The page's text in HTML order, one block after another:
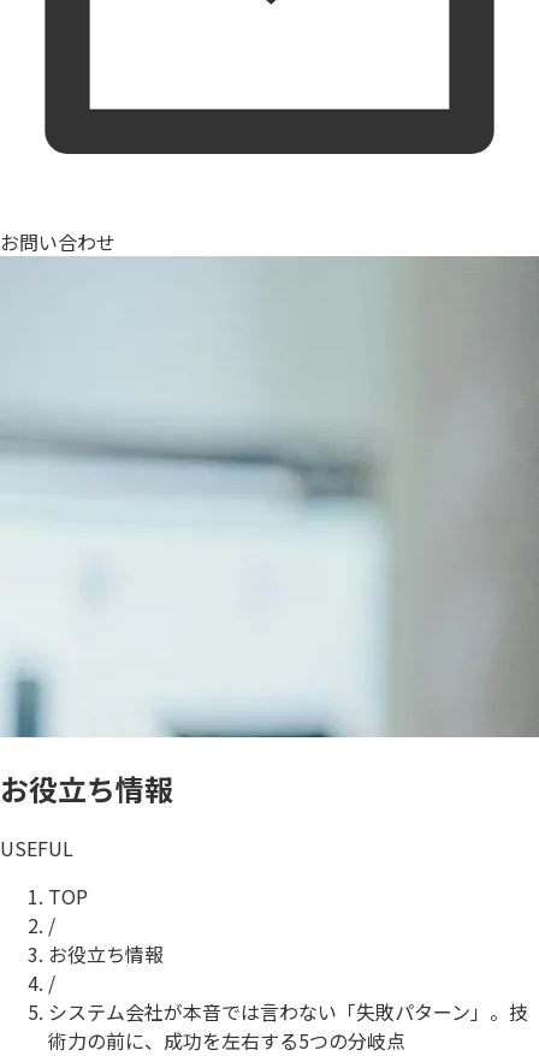
お問い合わせ
お役立ち情報
USEFUL
TOP
/
お役立ち情報
/
システム会社が本音では言わない「失敗パターン」。技
術力の前に、成功を左右する5つの分岐点